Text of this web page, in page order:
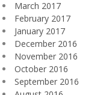
March 2017
February 2017
January 2017
December 2016
November 2016
October 2016
September 2016